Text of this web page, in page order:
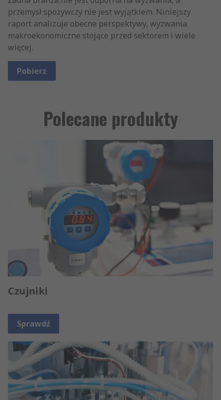
przemysł spożywczy nie jest wyjątkiem. Niniejszy
raport analizuje obecne perspektywy, wyzwania
makroekonomiczne stojące przed sektorem i wiele
więcej.
Pobierz
Polecane produkty
Czujniki
Sprawdź